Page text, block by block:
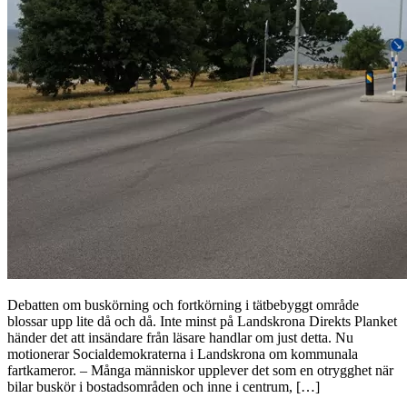
Debatten om buskörning och fortkörning i tätbebyggt område
blossar upp lite då och då. Inte minst på Landskrona Direkts Planket
händer det att insändare från läsare handlar om just detta. Nu
motionerar Socialdemokraterna i Landskrona om kommunala
fartkameror. – Många människor upplever det som en otrygghet när
bilar buskör i bostadsområden och inne i centrum, […]